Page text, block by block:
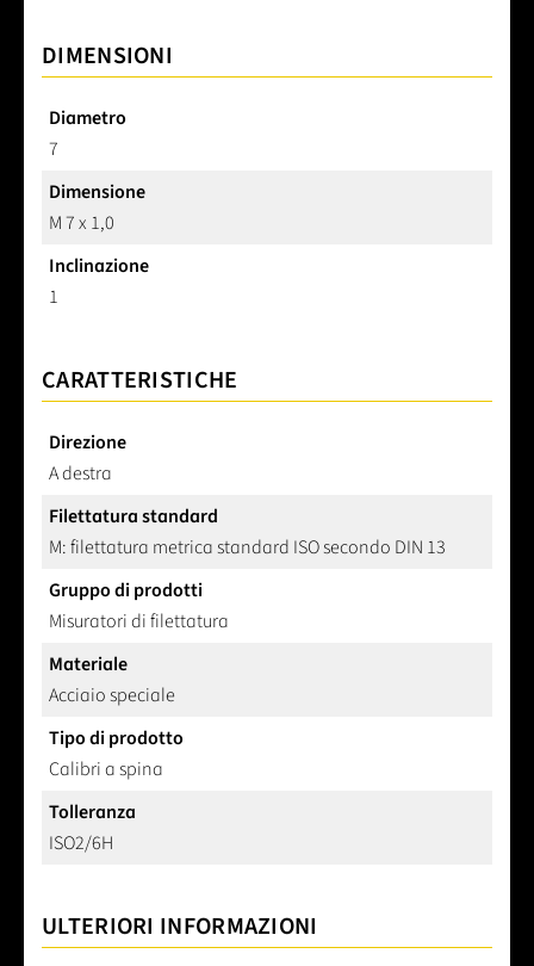
DIMENSIONI
Diametro
7
Dimensione
M 7 x 1,0
Inclinazione
1
CARATTERISTICHE
Direzione
A destra
Filettatura standard
M: filettatura metrica standard ISO secondo DIN 13
Gruppo di prodotti
Misuratori di filettatura
Materiale
Acciaio speciale
Tipo di prodotto
Calibri a spina
Tolleranza
ISO2/6H
ULTERIORI INFORMAZIONI